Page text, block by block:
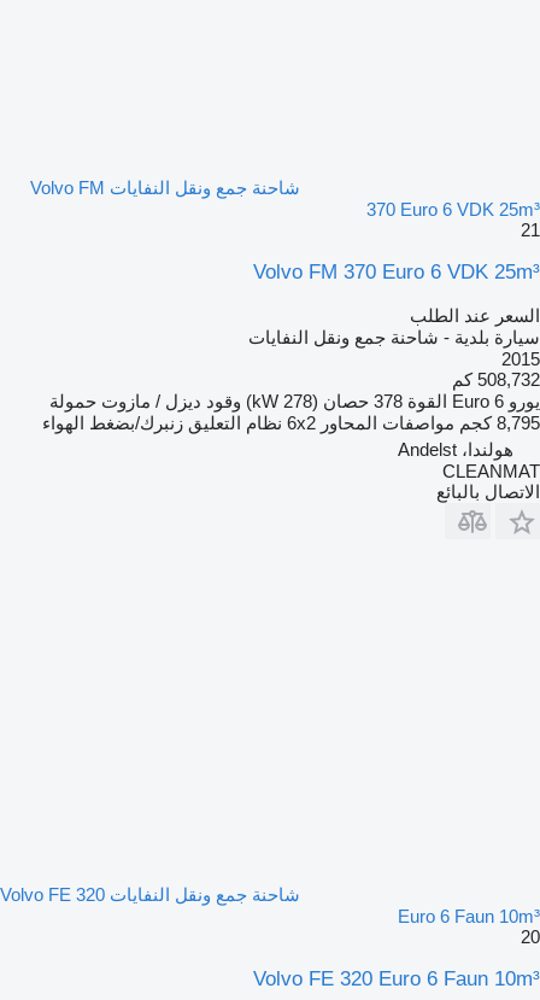
شاحنة جمع ونقل النفايات Volvo FM
370 Euro 6 VDK 25m³
21
Volvo FM 370 Euro 6 VDK 25m³
السعر عند الطلب
سيارة بلدية - شاحنة جمع ونقل النفايات
2015
508,732 كم
يورو Euro 6 القوة 378 حصان (278 kW) وقود ديزل / مازوت حمولة
8,795 كجم
مواصفات المحاور 6x2 نظام التعليق زنبرك/بضغط الهواء
هولندا، Andelst
CLEANMAT
الاتصال بالبائع
شاحنة جمع ونقل النفايات Volvo FE 320
Euro 6 Faun 10m³
20
Volvo FE 320 Euro 6 Faun 10m³